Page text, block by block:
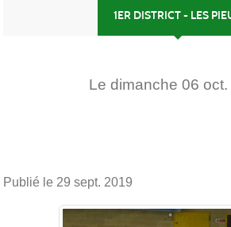
1ER DISTRICT - LES
Le dimanche 06 oct.
Publié le 29 sept. 2019